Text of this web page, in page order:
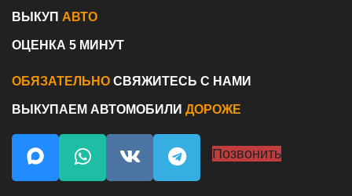
ВЫКУП АВТО
ОЦЕНКА 5 МИНУТ
ОБЯЗАТЕЛЬНО СВЯЖИТЕСЬ С НАМИ
ВЫКУПАЕМ АВТОМОБИЛИ ДОРОЖЕ
Позвонить